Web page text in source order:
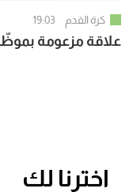
كرة القدم 19:03
علاقة مزعومة
اخترنا لك